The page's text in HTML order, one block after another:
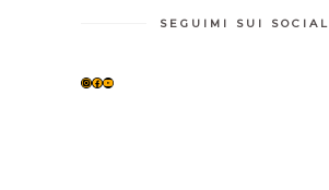
SEGUIMI SUI SOCIAL
INSTAGRAM
FACEBOOK
YOUTUBE